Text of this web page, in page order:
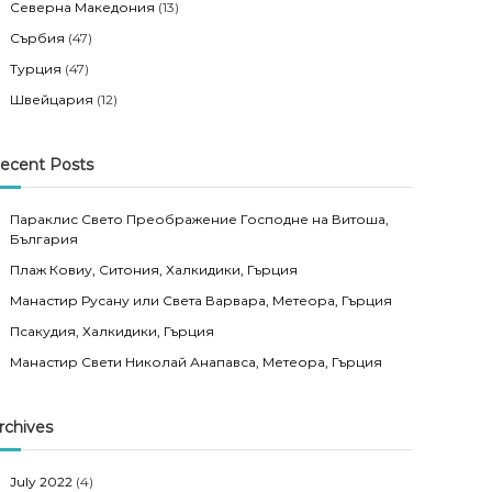
Северна Македония (13)
Сърбия (47)
Турция (47)
Швейцария (12)
Posts
Параклис Свето Преображение Господне на Витоша,
България
Плаж Ковиу, Ситония, Халкидики, Гърция
Манастир Русану или Света Варвара, Метеора, Гърция
Псакудия, Халкидики, Гърция
Манастир Свети Николай Анапавса, Метеора, Гърция
July 2022 (4)